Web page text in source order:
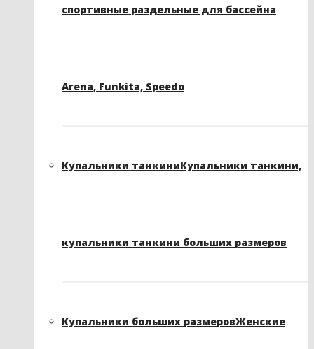
спортивные раздельные для бассейна
Arena, Funkita, Speedo
Купальники танкиниКупальники танкини,
купальники танкини больших размеров
Купальники больших размеровЖенские